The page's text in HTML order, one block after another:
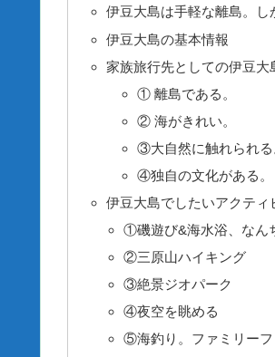
伊豆大島は手軽な離島。し
伊豆大島の基本情報
家族旅行先としての伊豆大
① 離島である。
② 海がきれい。
③大自然に触れられる
④独自の文化がある。
伊豆大島でしたいアクティ
①磯遊び&海水浴、なん
②三原山ハイキング
③絶景ジオパーク
④夜空を眺める
⑤海釣り。ファミリーフ